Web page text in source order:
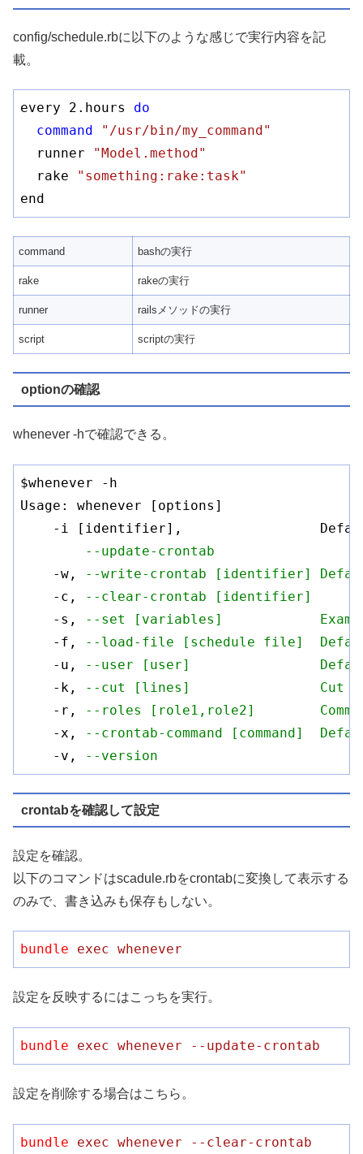
config/schedule.rbに以下のような感じで実行内容を記
載。
every 2.hours do
command
"/usr/bin/my_command"
  runner
"Model.method"
  rake
"something:rake:task"
end
command bashの実行
rake rakeの実行
runner railsメソッドの実行
script scriptの実行
optionの確認
whenever -hで確認できる。
$whenever -h
Usage: whenever [options]
-i [identifier],
--update-crontab
    -w,
--write-crontab [identifier]
    -c,
--clear-crontab [identifier]
    -s,
--set [variables]
    -f,
--load-file [schedule file]
    -u,
--user [user]
    -k,
--cut [lines]                Cut
    -r,
--roles [role1,role2]
    -x,
--crontab-command [command]
    -v,
--version
crontabを確認して設定
設定を確認。
以下のコマンドはscadule.rbをcrontabに変換して表示する
のみで、書き込みも保存もしない。
bundle exec whenever
設定を反映するにはこっちを実行。
bundle exec whenever --update-crontab
設定を削除する場合はこちら。
bundle exec whenever --clear-crontab